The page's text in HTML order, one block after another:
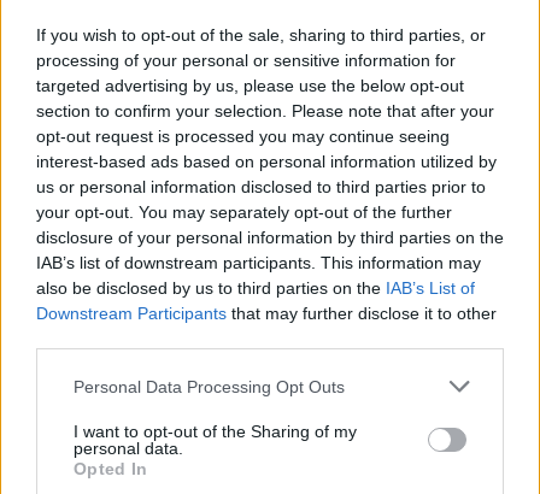
If you wish to opt-out of the sale, sharing to third parties, or
processing of your personal or sensitive information for
targeted advertising by us, please use the below opt-out
section to confirm your selection. Please note that after your
opt-out request is processed you may continue seeing
interest-based ads based on personal information utilized by
us or personal information disclosed to third parties prior to
your opt-out. You may separately opt-out of the further
disclosure of your personal information by third parties on the
IAB’s list of downstream participants. This information may
also be disclosed by us to third parties on the IAB’s List of
Downstream Participants that may further disclose it to other
Personal Data Processing Opt Outs
I want to opt-out of the Sharing of my
personal data.
Opted In
Θέσεις εργασίας
Όλες οι Θέσεις Εργασίας
Θέσεις Εργασίας ανά Ειδικότητα
Θέσεις Εργασίας ανά Εταιρεία